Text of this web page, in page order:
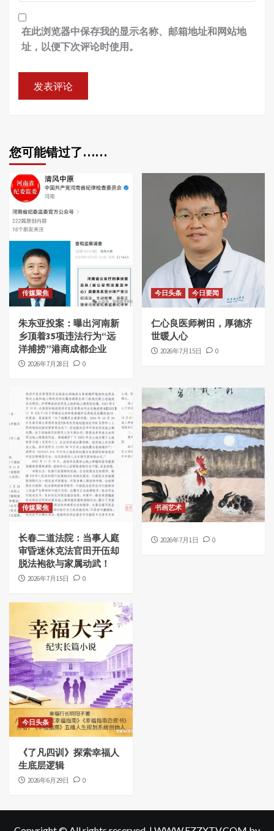
在此浏览器中保存我的显示名称、邮箱地址和网站地
址，以便下次评论时使用。
您可能错过了……
传媒聚焦
朱东亚投案：曝出河南新
乡顶着35项违法行为“远
洋捕捞”港商成都企业
2026年7月28日 0
今日头条 今日要闻
仁心良医师树田，厚德济
世暖人心
2026年7月15日 0
传媒聚焦
长春二道法院：当事人庭
审昏迷休克法官田开伍却
脱法袍欲与家属动武！
2026年7月15日 0
书画艺术
2026年7月1日 0
今日头条
《了凡四训》探索幸福人
生底层逻辑
2026年6月29日 0